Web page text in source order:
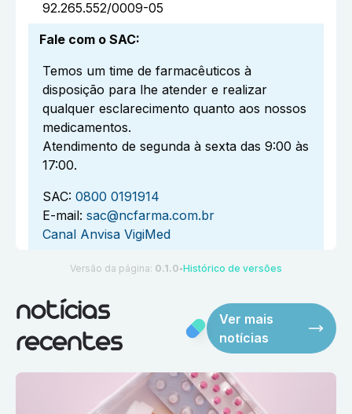
92.265.552/0009-05
Fale com o SAC:
Temos um time de farmacêuticos à
disposição para lhe atender e realizar
qualquer esclarecimento quanto aos nossos
medicamentos.
Atendimento de segunda à sexta das 9:00 às
17:00.
SAC: 0800 0191914
E-mail: sac@ncfarma.com.br
Canal Anvisa VigiMed
Versão da página: 0.1.0 ●Histórico de versões
notícias
recentes
Ver mais
notícias